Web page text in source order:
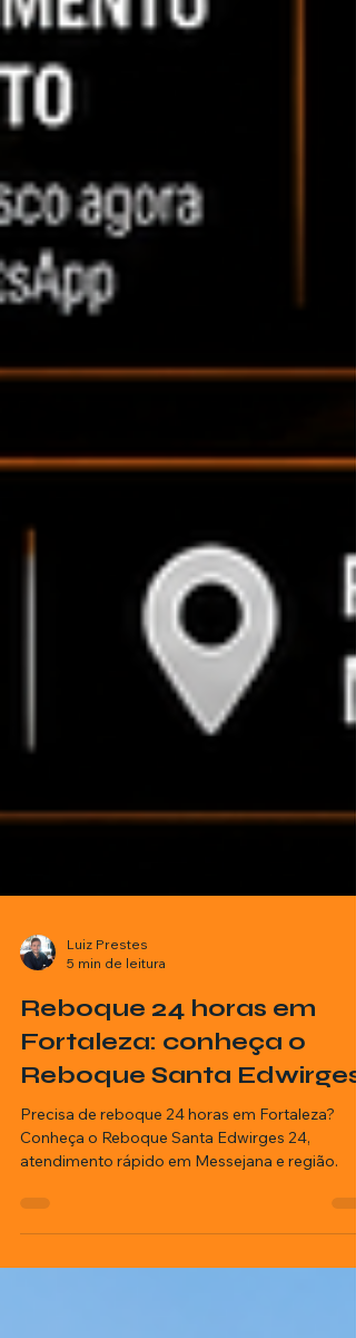
Luiz Prestes
5 min de leitura
Reboque 24 horas em
Fortaleza: conheça o
Reboque Santa Edwirges
Precisa de reboque 24 horas em Fortaleza?
atendimento rápido em Messejana e região.